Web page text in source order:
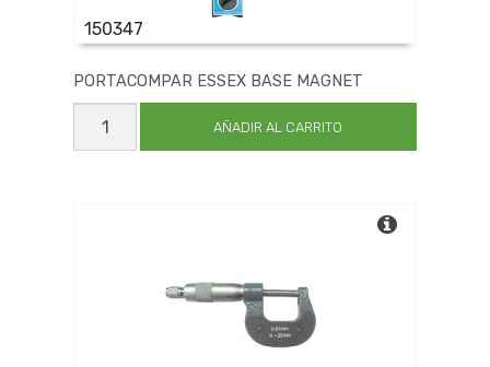
150347
PORTACOMPAR ESSEX BASE MAGNET
PORTACOMPAR
ESSEX
BASE
AÑADIR AL CARRITO